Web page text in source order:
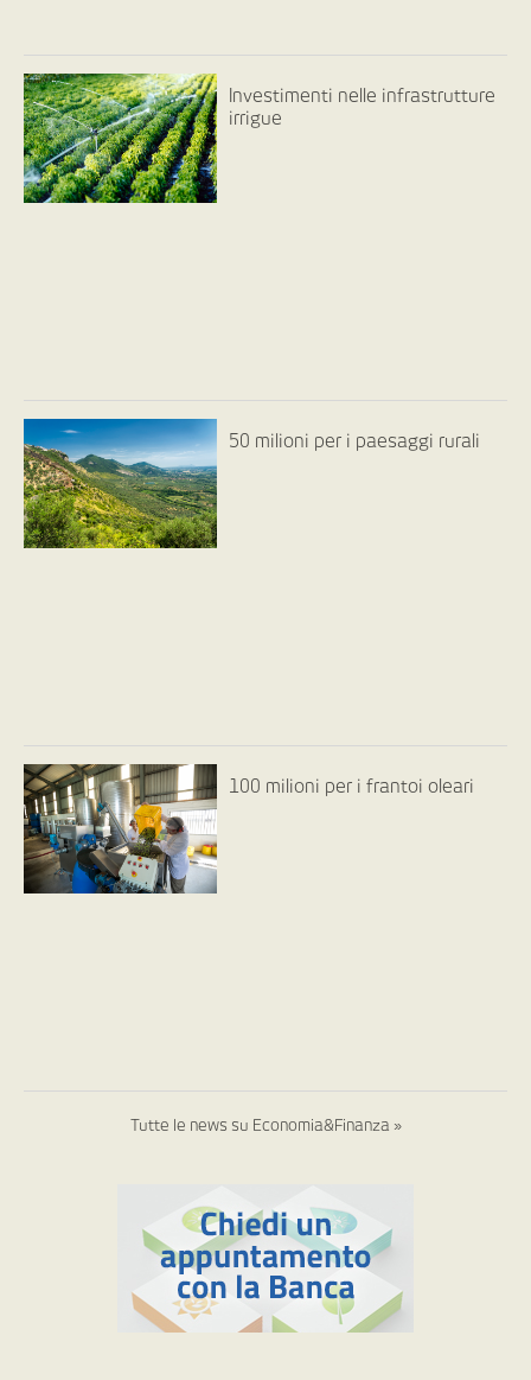
Investimenti nelle infrastrutture
irrigue
50 milioni per i paesaggi rurali
100 milioni per i frantoi oleari
Tutte le news su Economia&Finanza »